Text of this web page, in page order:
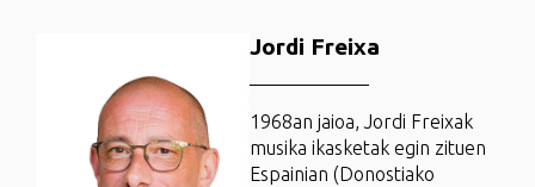
Jordi Freixa
1968an jaioa, Jordi Freixak
musika ikasketak egin zituen
Espainian (Donostiako